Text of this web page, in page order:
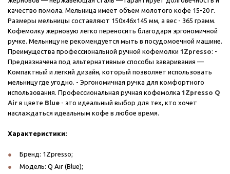
качество помола. Мельница имеет объем молотого кофе 15-20 г.
Размеры мельницы составляют 150х46х145 мм, а вес - 365 грамм.
Кофемолку жерновую легко переносить благодаря эргономичной
ручке. Мельницу не рекомендуется мыть в посудомоечной машине.
Преимущества профессиональной ручной кофемолки 1Zpresso: -
Предназначена под альтернативные способы заваривания —
Компактный и легкий дизайн, который позволяет использовать
мельницу где угодно. - Эргономичная ручка для комфортного
использования. Профессиональная ручная кофемолка 1Zpresso Q
Air в цвете Blue - это идеальный выбор для тех, кто хочет
наслаждаться идеальным кофе в любое время.
Характеристики:
Бренд: 1Zpresso;
Модель: Q Air (Blue);